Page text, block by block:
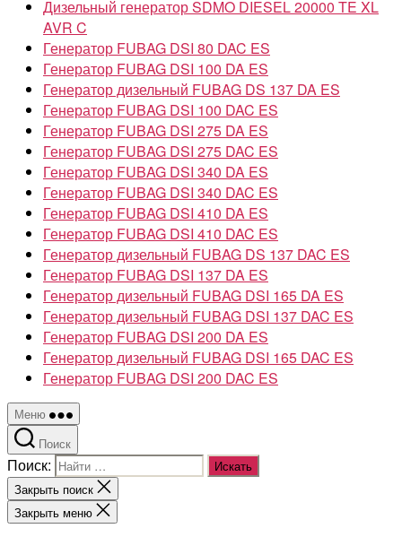
Дизельный генератор SDMO DIESEL 20000 TE XL
AVR C
Генератор FUBAG DSI 80 DAC ES
Генератор FUBAG DSI 100 DA ES
Генератор дизельный FUBAG DS 137 DA ES
Генератор FUBAG DSI 100 DAC ES
Генератор FUBAG DSI 275 DA ES
Генератор FUBAG DSI 275 DAC ES
Генератор FUBAG DSI 340 DA ES
Генератор FUBAG DSI 340 DAC ES
Генератор FUBAG DSI 410 DA ES
Генератор FUBAG DSI 410 DAC ES
Генератор дизельный FUBAG DS 137 DAC ES
Генератор FUBAG DSI 137 DA ES
Генератор дизельный FUBAG DSI 165 DA ES
Генератор дизельный FUBAG DSI 137 DAC ES
Генератор FUBAG DSI 200 DA ES
Генератор дизельный FUBAG DSI 165 DAC ES
Генератор FUBAG DSI 200 DAC ES
Меню
Поиск
Поиск:
Закрыть поиск
Закрыть меню